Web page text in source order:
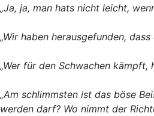
„Ja, ja, man hats nicht leicht,
„Wir haben herausgefunden,
„Wer für den Schwachen kämpft,
„Am schlimmsten ist das böse
werden darf? Wo nimmt der